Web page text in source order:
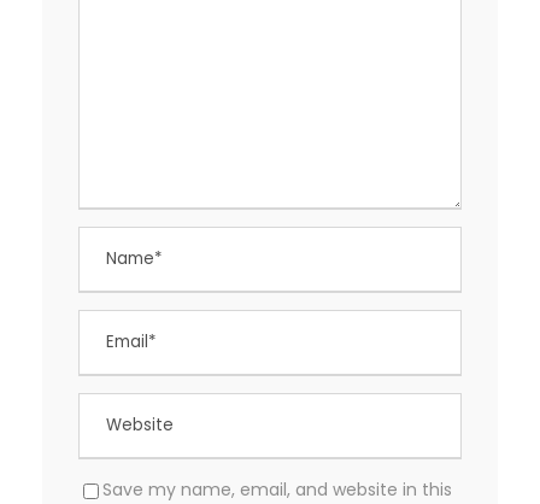
Save my name, email, and website in this